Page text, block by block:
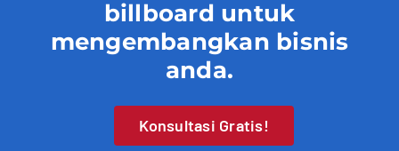
billboard untuk
mengembangkan bisnis
anda.
Konsultasi Gratis!